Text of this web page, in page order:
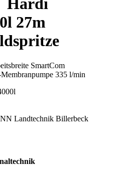
Hardi
27m
SmartCom
335 l/min